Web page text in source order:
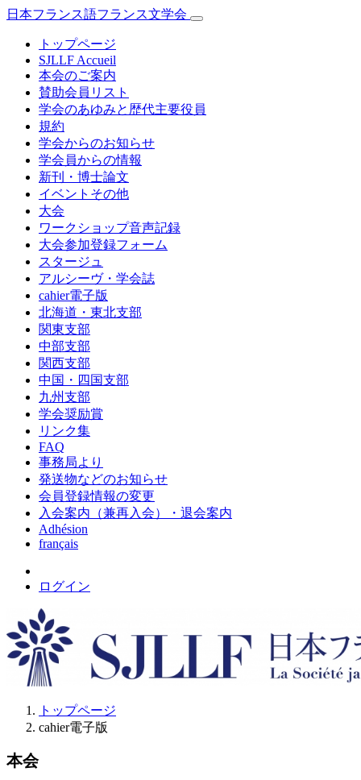
日本フランス語フランス文学会
トップページ
SJLLF Accueil
本会のご案内
賛助会員リスト
学会のあゆみと歴代主要役員
規約
学会からのお知らせ
学会員からの情報
新刊・博士論文
イベントその他
大会
ワークショップ音声記録
大会参加登録フォーム
スタージュ
アルシーヴ・学会誌
cahier電子版
北海道・東北支部
関東支部
中部支部
関西支部
中国・四国支部
九州支部
学会奨励賞
リンク集
FAQ
事務局より
発送物などのお知らせ
会員登録情報の変更
入会案内（兼再入会）・退会案内
Adhésion
français
ログイン
トップページ
cahier電子版
本会